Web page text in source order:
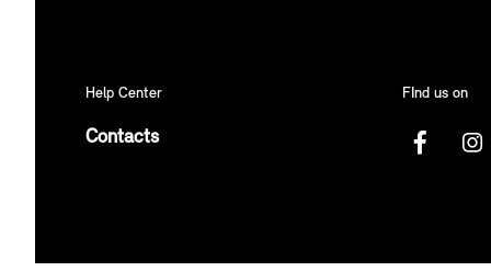
Help Center
Contacts
FInd us on